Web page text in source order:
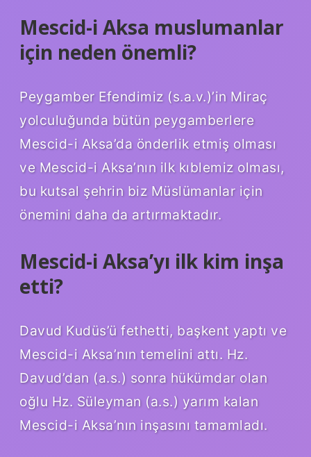
Mescid-i Aksa muslumanlar
için neden önemli?
Peygamber Efendimiz (s.a.v.)’in Miraç
yolculuğunda bütün peygamberlere
Mescid-i Aksa’da önderlik etmiş olması
ve Mescid-i Aksa’nın ilk kıblemiz olması,
bu kutsal şehrin biz Müslümanlar için
önemini daha da artırmaktadır.
Mescid-i Aksa’yı ilk kim inşa
etti?
Davud Kudüs’ü fethetti, başkent yaptı ve
Mescid-i Aksa’nın temelini attı. Hz.
Davud’dan (a.s.) sonra hükümdar olan
oğlu Hz. Süleyman (a.s.) yarım kalan
Mescid-i Aksa’nın inşasını tamamladı.